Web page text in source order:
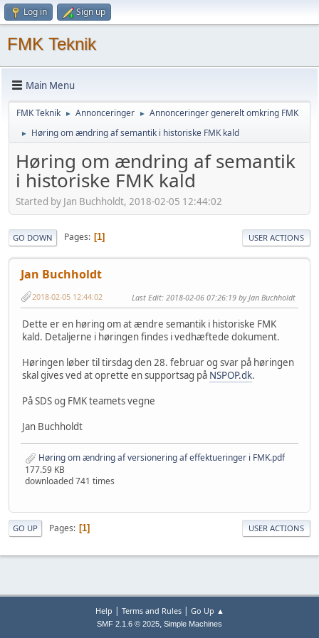
Log in Sign up
FMK Teknik
Main Menu
FMK Teknik ► Annonceringer ► Annonceringer generelt omkring FMK
► Høring om ændring af semantik i historiske FMK kald
Høring om ændring af semantik
i historiske FMK kald
Started by Jan Buchholdt, 2018-02-05 12:44:02
GO DOWN Pages 1 USER ACTIONS
Jan Buchholdt
2018-02-05 12:44:02 Last Edit: 2018-02-06 07:26:19 by Jan Buchholdt
Dette er en høring om at ændre semantik i historiske FMK
kald. Detaljerne i høringen findes i vedhæftede dokument.
Høringen løber til tirsdag den 28. februar og svar på høringen
skal gives ved at oprette en supportsag på NSPOP.dk.
På SDS og FMK teamets vegne
Jan Buchholdt
Høring om ændring af versionering af effektueringer i FMK.pdf
177.59 KB
downloaded 741 times
GO UP Pages 1 USER ACTIONS
Help | Terms and Rules| Go Up ▲
SMF 2.1.6 © 2025, Simple Machines